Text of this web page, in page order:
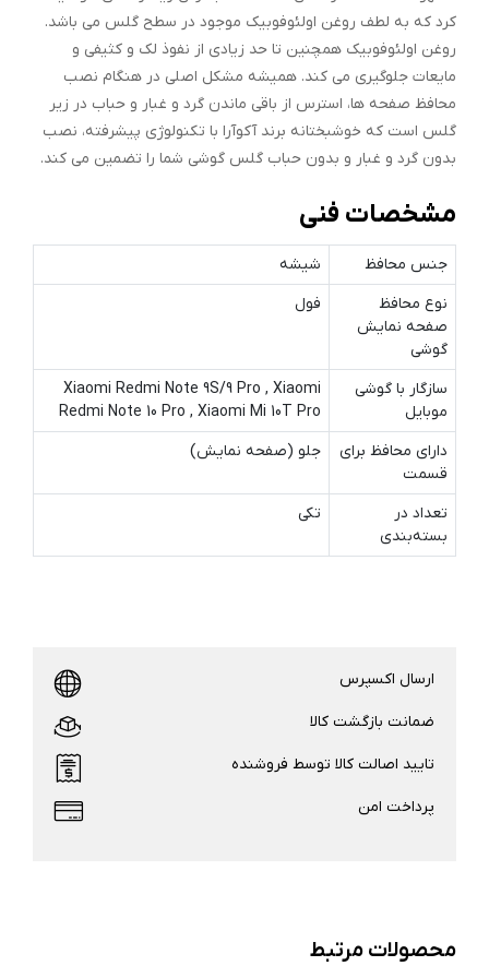
کرد که به لطف روغن اولئوفوبیک موجود در سطح گلس می باشد.
روغن اولئوفوبیک همچنین تا حد زیادی از نفوذ لک و کثیفی و
مایعات جلوگیری می کند. همیشه مشکل اصلی در هنگام نصب
محافظ صفحه ها، استرس از باقی ماندن گرد و غبار و حباب در زیر
گلس است که خوشبختانه برند آکوآرا با تکنولوژی پیشرفته، نصب
بدون گرد و غبار و بدون حباب گلس گوشی شما را تضمین می کند.
مشخصات فنی
جنس محافظ
شیشه
نوع محافظ
صفحه نمایش
گوشی
فول
سازگار با گوشی
موبایل
Xiaomi Redmi Note 9S/9 Pro , Xiaomi
Redmi Note 10 Pro , Xiaomi Mi 10T Pro
دارای محافظ برای
قسمت
جلو (صفحه نمایش)
تعداد در
بسته‌بندی
تکی
ارسال اکسپرس
ضمانت بازگشت کالا
تایید اصالت کالا توسط فروشنده
پرداخت امن
محصولات مرتبط